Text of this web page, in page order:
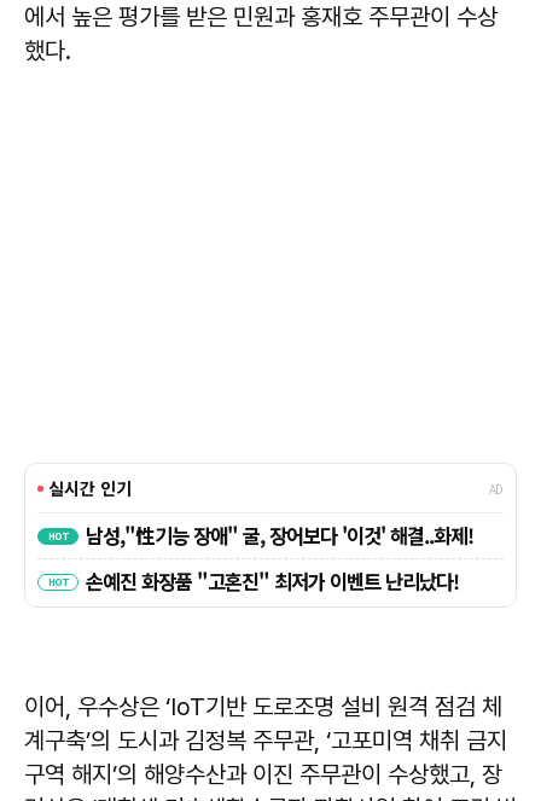
에서 높은 평가를 받은 민원과 홍재호 주무관이 수상
했다.
이어, 우수상은 ‘IoT기반 도로조명 설비 원격 점검 체
계구축’의 도시과 김정복 주무관, ‘고포미역 채취 금지
구역 해지’의 해양수산과 이진 주무관이 수상했고, 장